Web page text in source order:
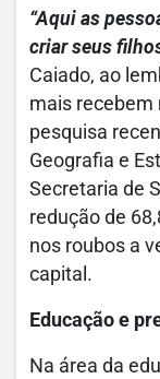
“Aqui as
criar seus
Caiado, ao
mais recebem
pesquisa
Geografia e
Secretaria de
redução de
nos roubos a
capital.
Educação e
Na área da